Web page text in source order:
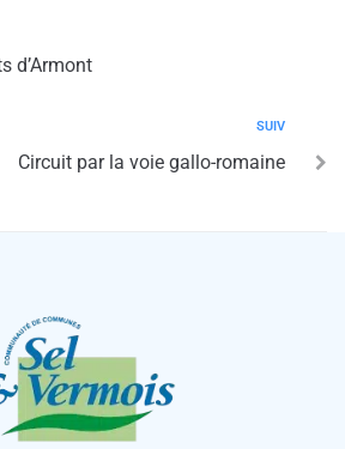
d’Armont
SUIV
Circuit par la voie gallo-romaine